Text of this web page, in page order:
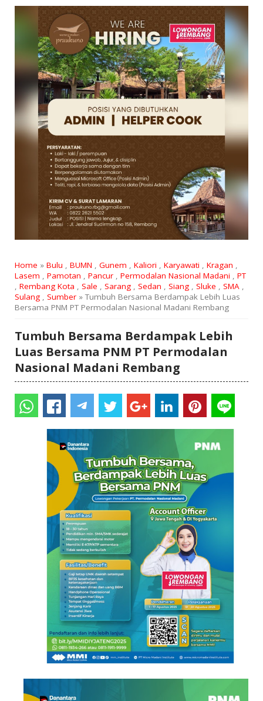
SURAT LAMARAN
RIWAYAT HIDUP
Home » Bulu , BUMN , Gunem , Kaliori , Karyawati , Kragan ,
Lasem , Pamotan , Pancur, Permodalan Nasional Madani , PT
, Rembang Kota , Sale , Sarang, Sedan , Siang, Sluke , SMA,
Sulang, Sumber» Tumbuh Bersama Berdampak Lebih Luas
Bersama PNM PT Permodalan Nasional Madani Rembang
Tumbuh Bersama Berdampak Lebih
Luas Bersama PNM PT Permodalan
Nasional Madani Rembang